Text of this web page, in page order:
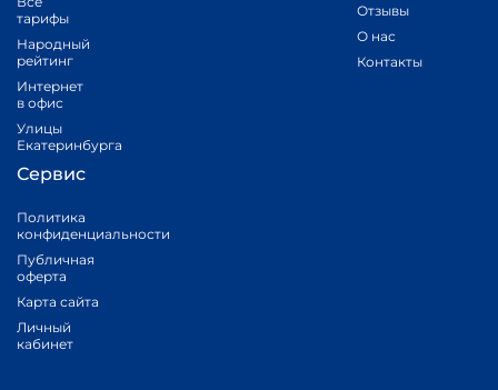
тарифы
Народный
рейтинг
Интернет
в офис
Улицы
Екатеринбурга
Отзывы
О нас
Контакты
Сервис
Политика
конфиденциальности
Публичная
оферта
Карта сайта
Личный
кабинет